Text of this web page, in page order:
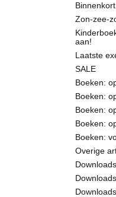
Zon-zee-
aan!
Laatste
SALE
Boeken:
Boeken:
Boeken:
Boeken:
Boeken:
Overige